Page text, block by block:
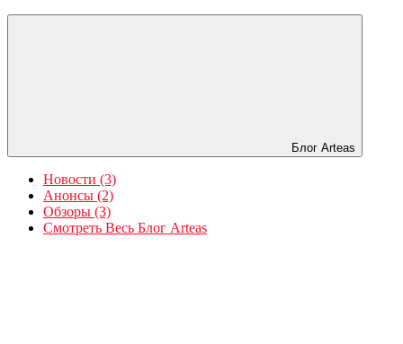
Блог Arteas
Новости (3)
Анонсы (2)
Обзоры (3)
Смотреть Весь Блог Arteas